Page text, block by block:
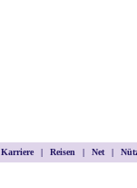
Karriere | Reisen | Net |